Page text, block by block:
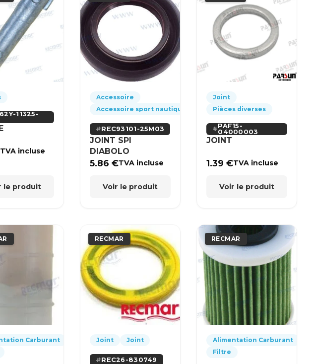
11325-
TVA incluse
le produit
Accessoire
Accessoire sport nautique
REC93101-25M03
JOINT SPI
DIABOLO
5.86€TVA incluse
Voir le produit
Joint
Pièces diverses
PAF15-
04000003
JOINT
1.39€TVA incluse
Voir le produit
Carburant
RECMAR
Joint Joint
REC26-830749
RECMAR
Alimentation Carburant
Filtre